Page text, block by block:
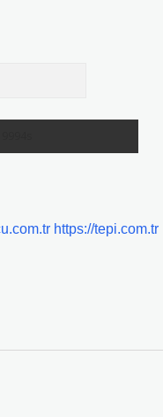
https://tepi.com.tr